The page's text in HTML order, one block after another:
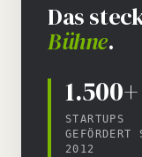
Das
Bühne.
1.500+
STARTUPS
GEFÖRDERT
2012